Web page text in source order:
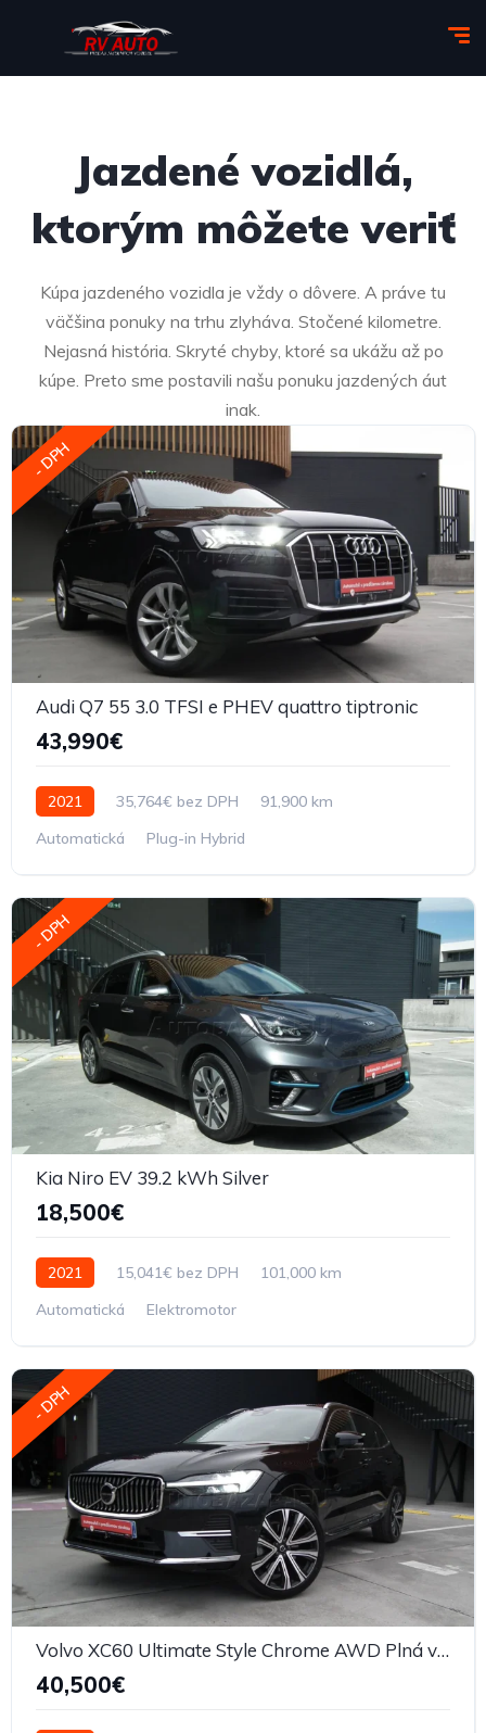
Jazdené vozidlá,
ktorým môžete veriť​
Kúpa jazdeného vozidla je vždy o dôvere. A práve tu
väčšina ponuky na trhu zlyháva. Stočené kilometre.
Nejasná história. Skryté chyby, ktoré sa ukážu až po
kúpe. Preto sme postavili našu ponuku jazdených áut
inak.
- DPH
Audi Q7 55 3.0 TFSI e PHEV quattro tiptronic
43,990€
2021 35,764€ bez DPH
91,900 km
Automatická
Plug-in Hybrid
- DPH
Kia Niro EV 39.2 kWh Silver
18,500€
2021 15,041€ bez DPH
101,000 km
Automatická
Elektromotor
- DPH
Volvo XC60 Ultimate Style Chrome AWD Plná výbava
40,500€